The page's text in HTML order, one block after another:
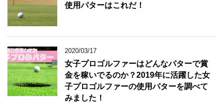
使用パターはこれだ！
2020/03/17
女子プロゴルファーはどんなパターで賞
金を稼いでるのか？2019年に活躍した女
子プロゴルファーの使用パターを調べて
みました！